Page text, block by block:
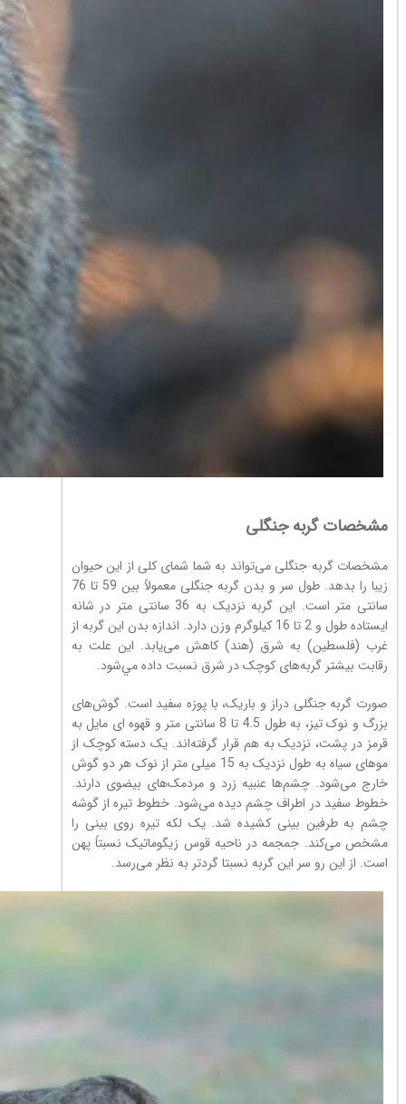
مشخصات گربه جنگلی
مشخصات گربه جنگلی می‌تواند به شما شمای کلی از این حیوان
زیبا را بدهد. طول سر و بدن گربه جنگلی معمولاً بین 59 تا 76
سانتی متر است. این گربه نزدیک به 36 سانتی متر در شانه
ایستاده طول و 2 تا 16 کیلوگرم وزن دارد. اندازه بدن این گربه از
غرب (فلسطين) به شرق (هند) کاهش می‌یابد. این علت به
رقابت بیشتر گربه‌های کوچک در شرق نسبت داده مي‌شود.
صورت گربه جنگلی دراز و باریک، با پوزه سفید است. گوش‌های
بزرگ و نوک تیز، به طول 4.5 تا 8 سانتی متر و قهوه ای مایل به
قرمز در پشت، نزدیک به هم قرار گرفته‌اند. یک دسته کوچک از
موهای سیاه به طول نزدیک به 15 میلی متر از نوک هر دو گوش
خارج می‌شود. چشم‌ها عنبیه زرد و مردمک‌های بیضوی دارند.
خطوط سفید در اطراف چشم دیده می‌شود. خطوط تیره از گوشه
چشم به طرفین بینی کشیده شد. یک لکه تیره روی بینی را
مشخص می‌کند. جمجمه در ناحیه قوس زیگوماتیک نسبتاً پهن
است. از این رو سر این گربه نسبتا گردتر به نظر می‌رسد.